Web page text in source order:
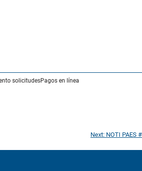
solicitudesPagos en línea
Next: NOTI PAES